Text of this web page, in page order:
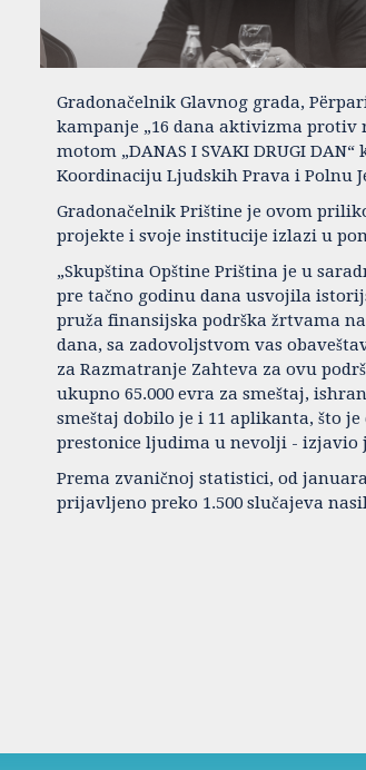
Gradonačelnik Glavnog grada,
kampanje „16 dana aktivizma protiv
motom „DANAS I SVAKI DRUGI
Koordinaciju Ljudskih Prava i Polnu
Gradonačelnik Prištine je ovom
projekte i svoje institucije izlazi u
„Skupština Opštine Priština je u
pre tačno godinu dana usvojila
pruža finansijska podrška žrtvama
dana, sa zadovoljstvom vas
za Razmatranje Zahteva za ovu
ukupno 65.000 evra za smeštaj,
smeštaj dobilo je i 11 aplikanta, što
prestonice ljudima u nevolji - izjavio
Prema zvaničnoj statistici, od
prijavljeno preko 1.500 slučajeva